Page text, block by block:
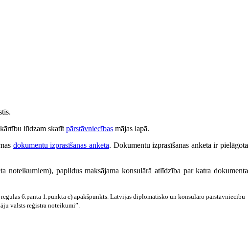
lūdzam skatīt pārstāvniecības mājas lapā.
dokumentu izprasīšanas anketa. Dokumentu izprasīšanas anketa ir pielāgota
noteikumiem), papildus maksājama konsulārā atlīdzība par katra dokumenta
6.panta 1.punkta c) apakšpunkts. Latvijas diplomātisko un konsulāro pārstāvniecību
valsts reģistra noteikumi”.